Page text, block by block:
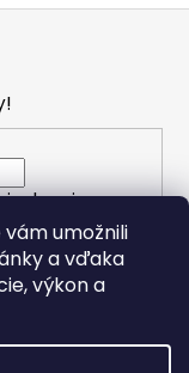
umožnili
a vďaka
výkon a